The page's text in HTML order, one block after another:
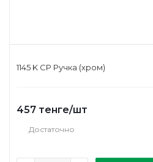
1145 K CP Ручка (хром)
457 тенге/шт
Достаточно